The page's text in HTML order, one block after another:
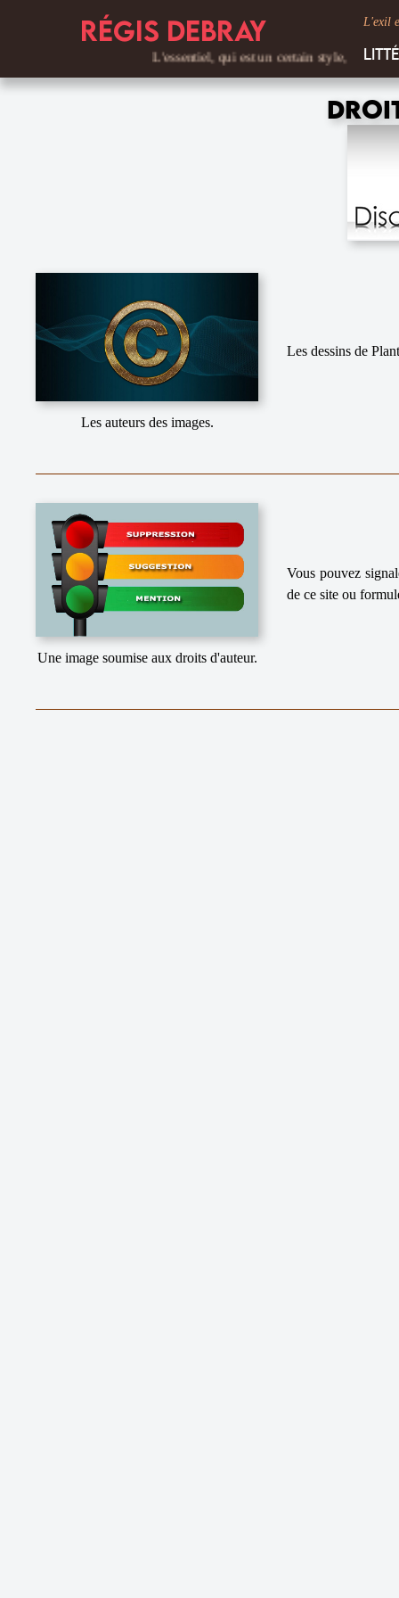
Régis Debray L'exil
L'essentiel, qui est un certain style, se
Les auteurs des images.
Les dessins de
Une image soumise aux droits d'auteur.
Vous pouvez
de ce site ou